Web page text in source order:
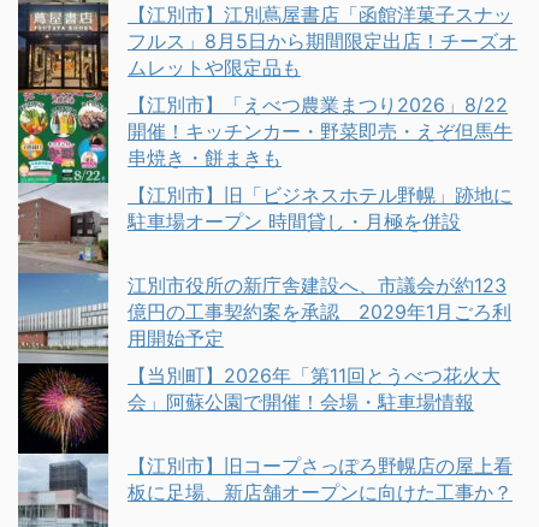
【江別市】江別蔦屋書店「函館洋菓子スナッ
フルス」8月5日から期間限定出店！チーズオ
ムレットや限定品も
【江別市】「えべつ農業まつり2026」8/22
開催！キッチンカー・野菜即売・えぞ但馬牛
串焼き・餅まきも
【江別市】旧「ビジネスホテル野幌」跡地に
駐車場オープン 時間貸し・月極を併設
江別市役所の新庁舎建設へ、市議会が約123
億円の工事契約案を承認 2029年1月ごろ利
用開始予定
【当別町】2026年「第11回とうべつ花火大
会」阿蘇公園で開催！会場・駐車場情報
【江別市】旧コープさっぽろ野幌店の屋上看
板に足場、新店舗オープンに向けた工事か？